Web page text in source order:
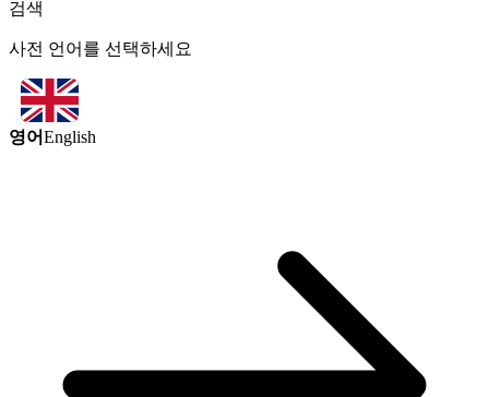
검색
사전 언어를 선택하세요
영어English